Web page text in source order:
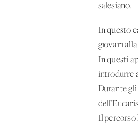
salesiano.
In questo
giovani
In questi
introdurre
Durante
Il percorso